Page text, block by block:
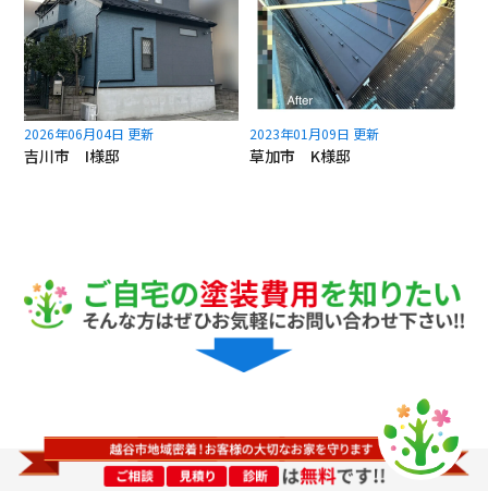
2026年06月04日 更新
吉川市 I様邸
2023年01月09日 更新
草加市 K様邸